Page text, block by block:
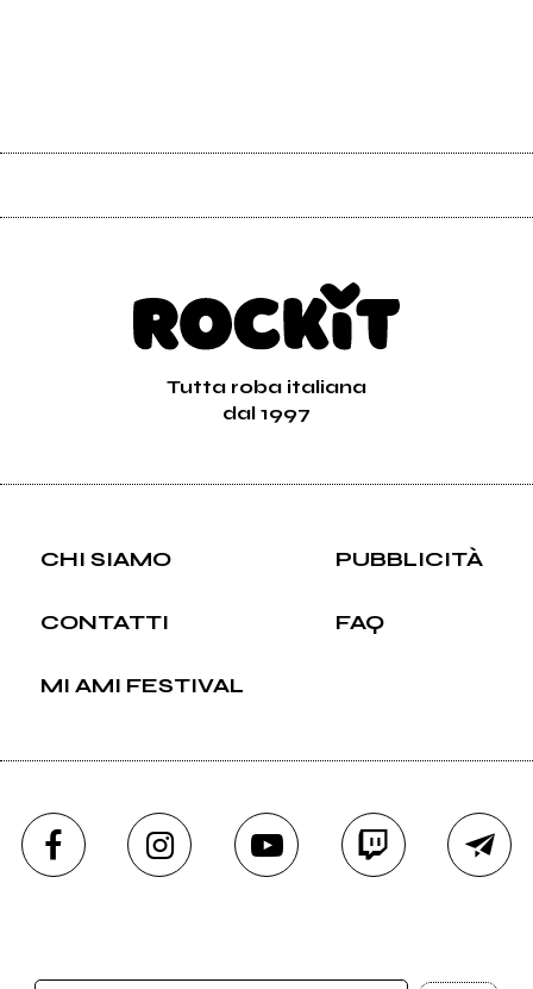
Tutta roba italiana
dal 1997
CHI SIAMO PUBBLICITÀ
CONTATTI FAQ
MI AMI FESTIVAL